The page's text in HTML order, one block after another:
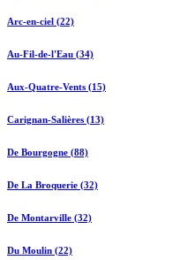
Arc-en-ciel (22)
Au-Fil-de-l'Eau (34)
Aux-Quatre-Vents (15)
Carignan-Salières (13)
De Bourgogne (88)
De La Broquerie (32)
De Montarville (32)
Du Moulin (22)